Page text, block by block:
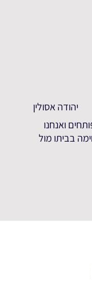
יהודה אסולין
ואנחנו
בביתו מול